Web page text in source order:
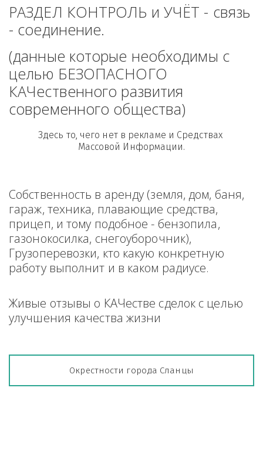
РАЗДЕЛ КОНТРОЛЬ и УЧЁТ - связь
- соединение.
(данные которые необходимы с
целью БЕЗОПАСНОГО
КАЧественного развития
современного общества)
Здесь то, чего нет в рекламе и Средствах
Массовой Информации.
Собственность в аренду (земля, дом, баня,
гараж, техника, плавающие средства,
прицеп, и тому подобное - бензопила,
газонокосилка, снегоуборочник),
Грузоперевозки, кто какую конкретную
работу выполнит и в каком радиусе.
Живые отзывы о КАЧестве сделок с целью
улучшения качества жизни
Окрестности города Сланцы